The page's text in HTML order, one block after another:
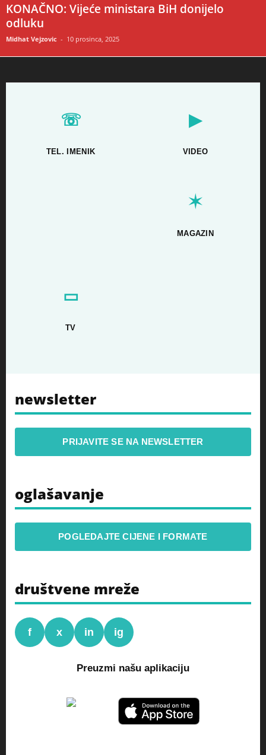
KONAČNO: Vijeće ministara BiH donijelo
odluku
Midhat Vejzovic - 10 prosinca, 2025
☏
TEL. IMENIK
▶
VIDEO
✶
MAGAZIN
▭
TV
newsletter
PRIJAVITE SE NA NEWSLETTER
oglašavanje
POGLEDAJTE CIJENE I FORMATE
društvene mreže
f x in ig
Preuzmi našu aplikaciju